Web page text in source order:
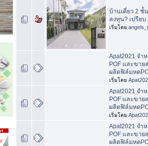
บ้านเดี่ยว 2 ชั้
ลงทุน? เปรียบ
เริ่มโดย
Apat2021 จ
POF และขาย
ผลิตฟิล์มหด
เริ่มโดย
Apat2021 จ
POF และขาย
ผลิตฟิล์มหด
เริ่มโดย
Apat2021 จ
POF และขาย
ผลิตฟิล์มหด